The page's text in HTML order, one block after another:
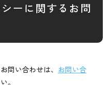
ーに関するお問
問い合わせは、 お問い合
。